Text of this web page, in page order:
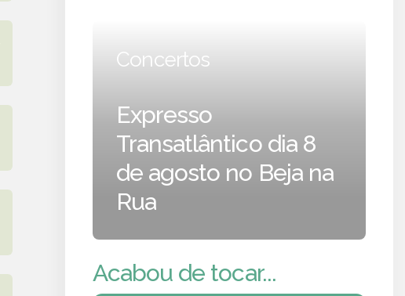
Concertos
Expresso
Transatlântico dia 8
de agosto no Beja na
Rua
Acabou de tocar...